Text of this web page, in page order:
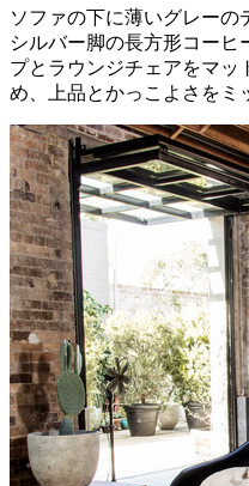
ソファの下に薄いグレーの
シルバー脚の長方形コーヒ
プとラウンジチェアをマッ
め、上品とかっこよさをミ